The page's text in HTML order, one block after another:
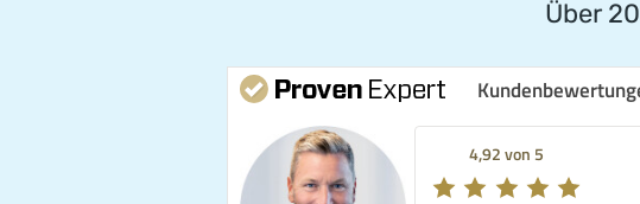
Über
4,92 von 5